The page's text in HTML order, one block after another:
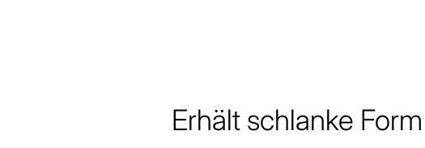
Erhält schlanke Form